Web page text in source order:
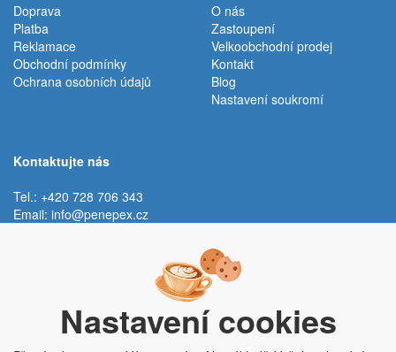
Doprava
Platba
Reklamace
Obchodní podmínky
Ochrana osobních údajů
O nás
Zastoupení
Velkoobchodní prodej
Kontakt
Blog
Nastavení soukromí
Kontaktujte nás
Tel.: +420 728 706 343
Email: info@penepex.cz
Trávník 2076, 686 03 Staré Město
Nastavení cookies